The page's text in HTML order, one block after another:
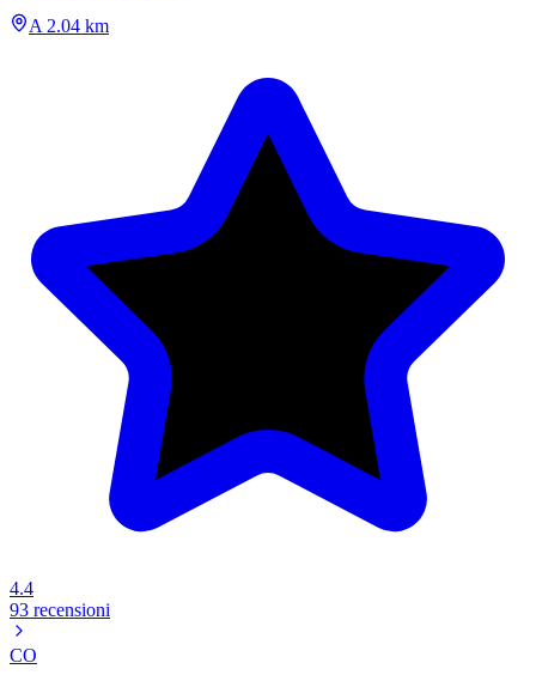
A 2.04 km
4.4
93 recensioni
CO